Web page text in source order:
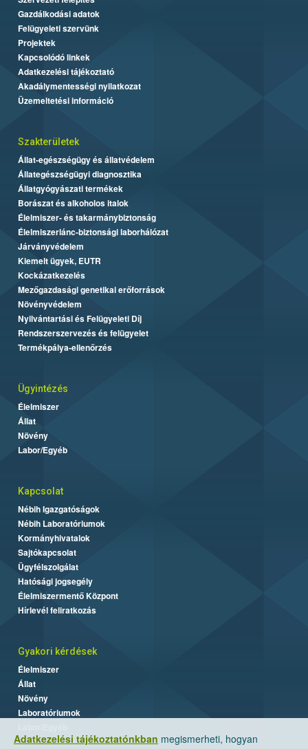
Adatkezelési tájékoztatónkban megismerheti, hogyan
Gazdálkodási adatok
Felügyeleti szervünk
Projektek
Kapcsolódó linkek
Adatkezelési tájékoztató
Akadálymentességi nyilatkozat
Üzemeltetési információ
Szakterületek
Állat-egészségügy és állatvédelem
Állategészségügyi diagnosztika
Állatgyógyászati termékek
Borászat és alkoholos italok
Élelmiszer- és takarmánybiztonság
Élelmiszerlánc-biztonsági laborhálózat
Járványvédelem
Kiemelt ügyek, EUTR
Kockázatkezelés
Mezőgazdasági genetikai erőforrások
Növényvédelem
Nyilvántartási és Felügyeleti Díj
Rendszerszervezés és felügyelet
Termékpálya-ellenőrzés
Ügyintézés
Élelmiszer
Állat
Növény
Labor/Egyéb
Kapcsolat
Nébih Igazgatóságok
Nébih Laboratóriumok
Kormányhivatalok
Sajtókapcsolat
Ügyfélszolgálat
Hatósági jogsegély
Élelmiszermentő Központ
Hírlevél feliratkozás
Gyakori kérdések
Élelmiszer
Állat
Növény
Laboratóriumok